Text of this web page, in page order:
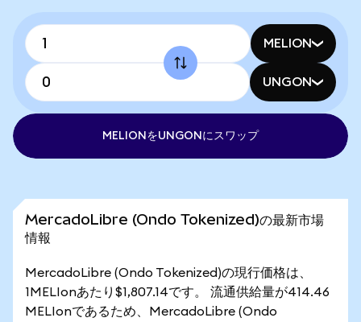
MELION
UNGON
MELIONをUNGONにスワップ
MercadoLibre (Ondo Tokenized)の最新市場
情報
MercadoLibre (Ondo Tokenized)の現行価格は、
1MELIonあたり$1,807.14です。 流通供給量が414.46
MELIonであるため、MercadoLibre (Ondo